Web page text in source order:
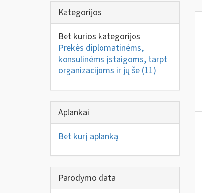
Kategorijos
Bet kurios kategorijos
Prekės diplomatinėms,
konsulinėms įstaigoms, tarpt.
organizacijoms ir jų še (11)
Aplankai
Bet kurį aplanką
Parodymo data